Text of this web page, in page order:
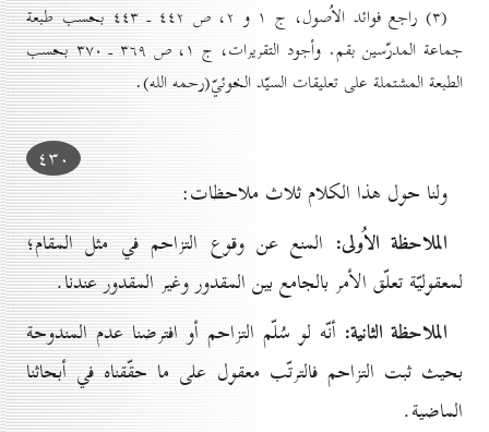
(۳) راجع فوائد الاُصول، ج ۱ و ۲، ص ٤٤۲ ـ ٤٤۳ بحسب طبعة
جماعة المدرّسين بقم. وأجود التقريرات، ج ۱، ص ۳٦۹ ـ ۳۷٠ بحسب
الطبعة المشتملة على تعليقات السيّد الخوئيّ(رحمه الله).
٤۳٠
ولنا حول هذا الكلام ثلاث ملاحظات:
الملاحظة الاُولى: المنع عن وقوع التزاحم في مثل المقام؛
لمعقوليّة تعلّق الأمر بالجامع بين المقدور وغير المقدور عندنا.
الملاحظة الثانية: أنّه لو سُلّم التزاحم أو افترضنا عدم المندوحة
بحيث ثبت التزاحم فالترتّب معقول على ما حقّقناه في أبحاثنا
الماضية.